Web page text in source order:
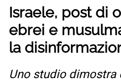
​Israele, post di
ebrei e
la
Uno studio dimostra